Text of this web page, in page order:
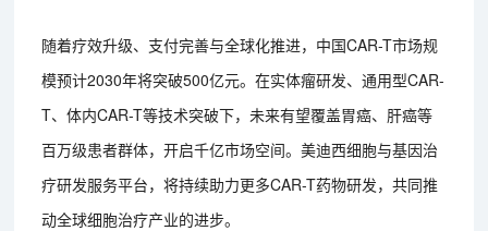
随着疗效升级、支付完善与全球化推进，中国CAR-T市场规
模预计2030年将突破500亿元。在实体瘤研发、通用型CAR-
T、体内CAR-T等技术突破下，未来有望覆盖胃癌、肝癌等
百万级患者群体，开启千亿市场空间。美迪西细胞与基因治
疗研发服务平台，将持续助力更多CAR-T药物研发，共同推
动全球细胞治疗产业的进步。